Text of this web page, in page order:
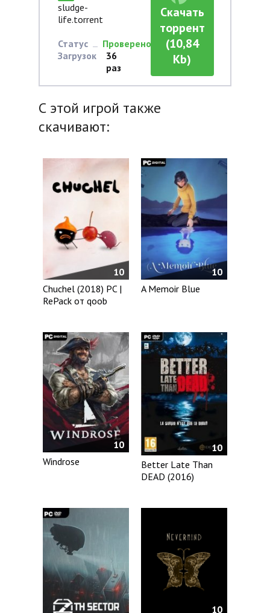
sludge-
life.torrent
Статус
Проверено
Загрузок
36
раз
Скачать
торрент
(10,84
Kb)
С этой игрой также
скачивают:
10
Chuchel (2018) PC |
RePack от qoob
10
A Memoir Blue
10
Windrose
10
Better Late Than
DEAD (2016)
10